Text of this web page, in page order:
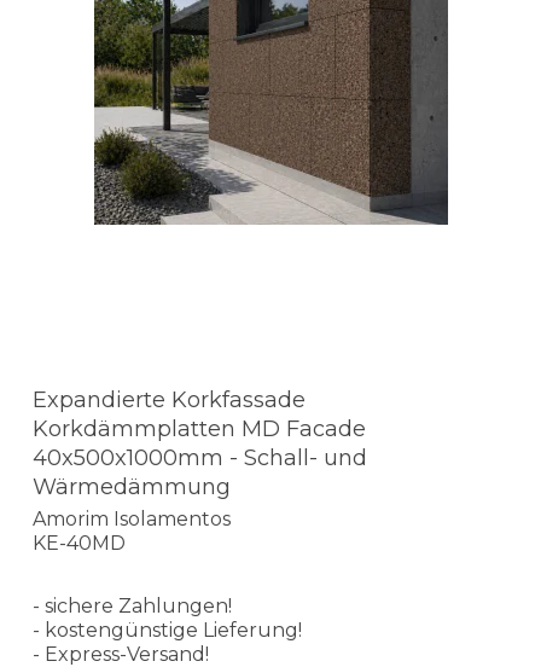
Expandierte Korkfassade
Korkdämmplatten MD Facade
40x500x1000mm - Schall- und
Wärmedämmung
Amorim Isolamentos
KE-40MD
- sichere Zahlungen!
- kostengünstige Lieferung!
- Express-Versand!